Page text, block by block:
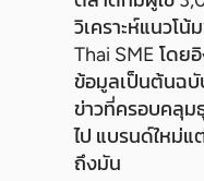
วิเคราะห์แนวโ
Thai SME โดย
ข้อมูลเป็นต้นฉบั
ข่าวที่ครอบคลุม
ไป แบรนด์ใหม่แ
ถึงมัน